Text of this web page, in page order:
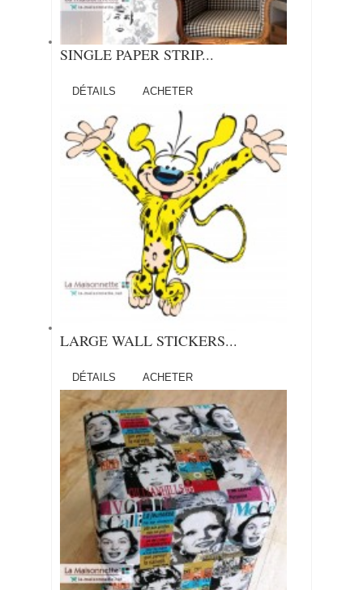
SINGLE PAPER STRIP...
DÉTAILS ACHETER
LARGE WALL STICKERS...
DÉTAILS ACHETER